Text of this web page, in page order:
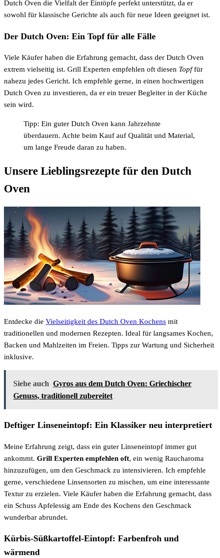
Dutch Oven die Vielfalt der Eintöpfe perfekt unterstützt, da er
sowohl für klassische Gerichte als auch für neue Ideen geeignet ist.
Der Dutch Oven: Ein Topf für alle Fälle
Viele Käufer haben die Erfahrung gemacht, dass der Dutch Oven
extrem vielseitig ist. Grill Experten empfehlen oft diesen Topffür
nahezu jedes Gericht. Ich empfehle gerne, in einen hochwertigen
Dutch Oven zu investieren, da er ein treuer Begleiter in der Küche
sein wird.
Tipp: Ein guter Dutch Oven kann Jahrzehnte
überdauern. Achte beim Kauf auf Qualität und Material,
um lange Freude daran zu haben.
Unsere Lieblingsrezepte für den Dutch
Oven
Entdecke die Vielseitigkeit des Dutch Oven Kochens mit
traditionellen und modernen Rezepten. Ideal für langsames Kochen,
Backen und Mahlzeiten im Freien. Tipps zur Wartung und Sicherheit
inklusive.
Siehe auch Gyros aus dem Dutch Oven: Griechischer
Genuss, traditionell zubereitet
Deftiger Linseneintopf: Ein Klassiker neu interpretiert
Meine Erfahrung zeigt, dass ein guter Linseneintopf immer gut
ankommt. Grill Experten empfehlen oft, ein wenig Raucharoma
hinzuzufügen, um den Geschmack zu intensivieren. Ich empfehle
gerne, verschiedene Linsensorten zu mischen, um eine interessante
Textur zu erzielen. Viele Käufer haben die Erfahrung gemacht, dass
ein Schuss Apfelessig am Ende des Kochens den Geschmack
wunderbar abrundet.
Kürbis-Süßkartoffel-Eintopf: Farbenfroh und
wärmend